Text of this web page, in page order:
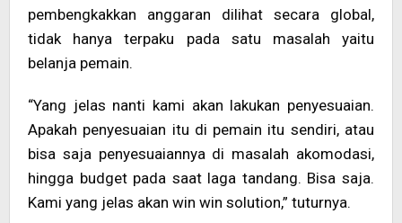
pembengkakkan anggaran dilihat secara global,
tidak hanya terpaku pada satu masalah yaitu
belanja pemain.
“Yang jelas nanti kami akan lakukan penyesuaian.
Apakah penyesuaian itu di pemain itu sendiri, atau
bisa saja penyesuaiannya di masalah akomodasi,
hingga budget pada saat laga tandang. Bisa saja.
Kami yang jelas akan win win solution,” tuturnya.